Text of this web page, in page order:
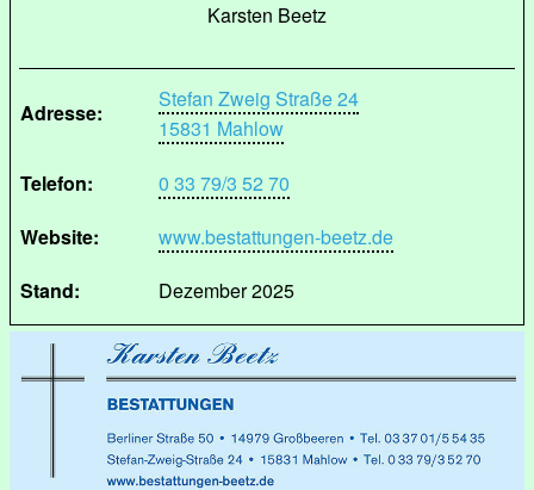
Karsten Beetz
Adresse:
Stefan Zweig Straße 24
15831 Mahlow
Telefon:
0 33 79/3 52 70
Website:
www.bestattungen-beetz.de
Stand:
Dezember 2025